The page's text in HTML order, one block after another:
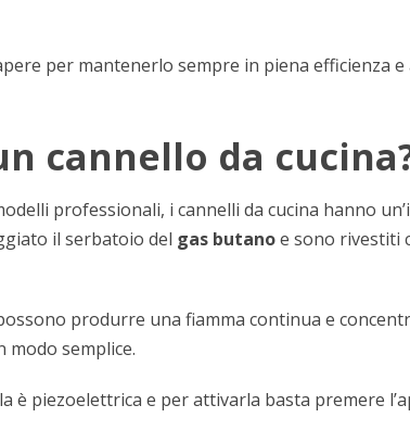
per mantenerlo sempre in piena efficienza e
cannello da
professionali, i cannelli da cucina hanno
il serbatoio del gas butanoe sono rivestiti
produrre una fiamma continua e
modo semplice.
è piezoelettrica e per attivarla basta premere